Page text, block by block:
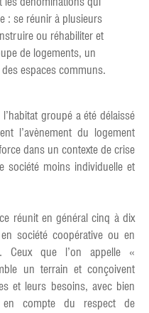
: se réunir à plusieurs
ou réhabiliter et
de logements, un
espaces communs.
groupé a été délaissé
l’avènement du logement
dans un contexte de crise
société moins individuelle et
réunit en général cinq à dix
société coopérative ou en
Ceux que l’on appelle «
un terrain et conçoivent
et leurs besoins, avec bien
compte du respect de